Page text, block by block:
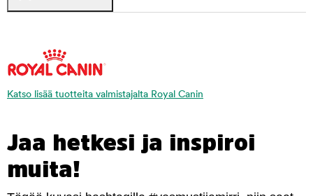
Katso lisää tuotteita valmistajalta Royal Canin
Jaa hetkesi ja inspiroi
muita!